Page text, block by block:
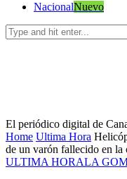
NacionalNuevo
El periódico digital de
Home Ultima Hora
de un varón fallecido en la
ULTIMA HORALA